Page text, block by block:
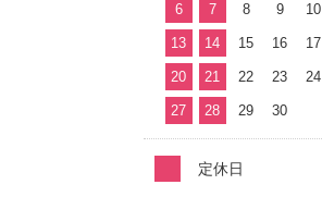
6 7 8 9 10
13 14 15 16 17
20 21 22 23 24
27 28 29 30
定休日